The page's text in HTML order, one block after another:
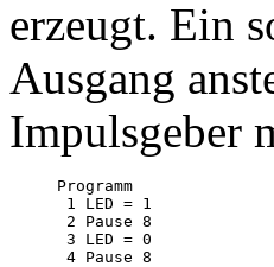
erzeugt. Ein
Ausgang
Impulsgeber
Programm
1 LED = 1
2 Pause 8
3 LED = 0
4 Pause 8